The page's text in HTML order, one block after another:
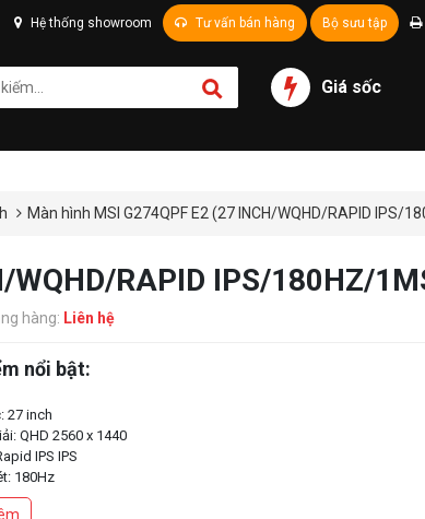
Hệ thống showroom Tư vấn bán hàng Bộ sưu tập
Giá sốc
Màn hình MSI G274QPF E2 (27 INCH/WQHD/RAPID IPS/
WQHD/RAPID IPS/180HZ/
hàng: Liên hệ
nổi bật:
27 inch
QHD 2560 x 1440
IPS IPS
180Hz
hồi: 1ms